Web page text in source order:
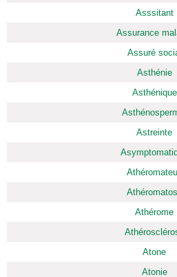
Asssitant
Assurance
Assuré
Asthénie
Asthénique
Astreinte
Athérome
Atone
Atonie